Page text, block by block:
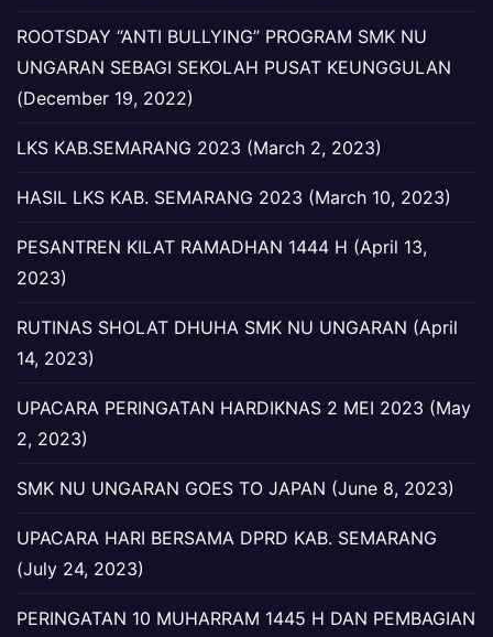
ROOTSDAY “ANTI BULLYING” PROGRAM SMK NU
UNGARAN SEBAGI SEKOLAH PUSAT KEUNGGULAN
(December 19, 2022)
LKS KAB.SEMARANG 2023 (March 2, 2023)
HASIL LKS KAB. SEMARANG 2023 (March 10, 2023)
PESANTREN KILAT RAMADHAN 1444 H (April 13,
2023)
RUTINAS SHOLAT DHUHA SMK NU UNGARAN (April
14, 2023)
UPACARA PERINGATAN HARDIKNAS 2 MEI 2023 (May
2, 2023)
SMK NU UNGARAN GOES TO JAPAN (June 8, 2023)
UPACARA HARI BERSAMA DPRD KAB. SEMARANG
(July 24, 2023)
PERINGATAN 10 MUHARRAM 1445 H DAN PEMBAGIAN